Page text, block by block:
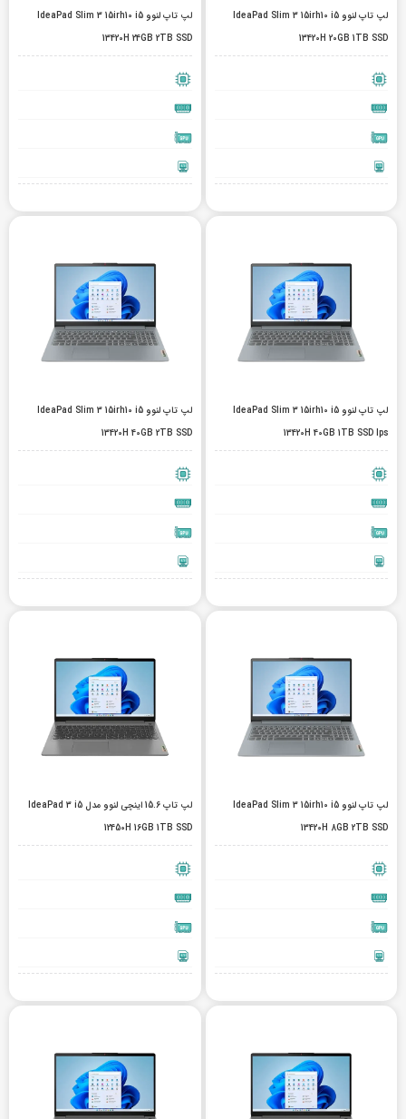
لپ تاپ لنوو IdeaPad Slim 3 15irh10 i5
13420H 20GB 1TB SSD
لپ تاپ لنوو IdeaPad Slim 3 15irh10 i5
13420H 24GB 2TB SSD
لپ تاپ لنوو IdeaPad Slim 3 15irh10 i5
13420H 40GB 1TB SSD Ips
لپ تاپ لنوو IdeaPad Slim 3 15irh10 i5
13420H 40GB 2TB SSD
لپ تاپ لنوو IdeaPad Slim 3 15irh10 i5
13420H 8GB 2TB SSD
لپ تاپ 15.6 اینچی لنوو مدل IdeaPad 3 i5
12450H 16GB 1TB SSD